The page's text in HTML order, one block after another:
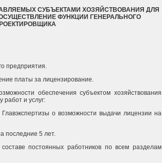
СУБЪЕКТАМИ ХОЗЯЙСТВОВАНИЯ ДЛЯ
ФУНКЦИИ ГЕНЕРАЛЬНОГО
предприятия.
платы за лицензирование.
обеспечения субъектом хозяйствования
работ и услуг:
о возможности выдачи лицензии на
последние 5 лет.
постоянных работников по всем разделам